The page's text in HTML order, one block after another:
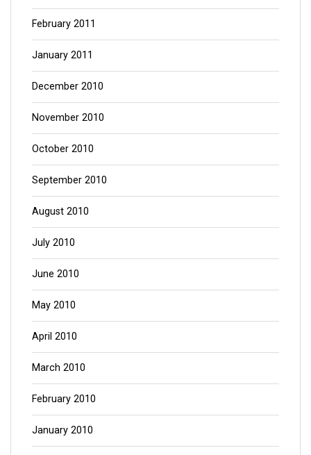
February 2011
January 2011
December 2010
November 2010
October 2010
September 2010
August 2010
July 2010
June 2010
May 2010
April 2010
March 2010
February 2010
January 2010